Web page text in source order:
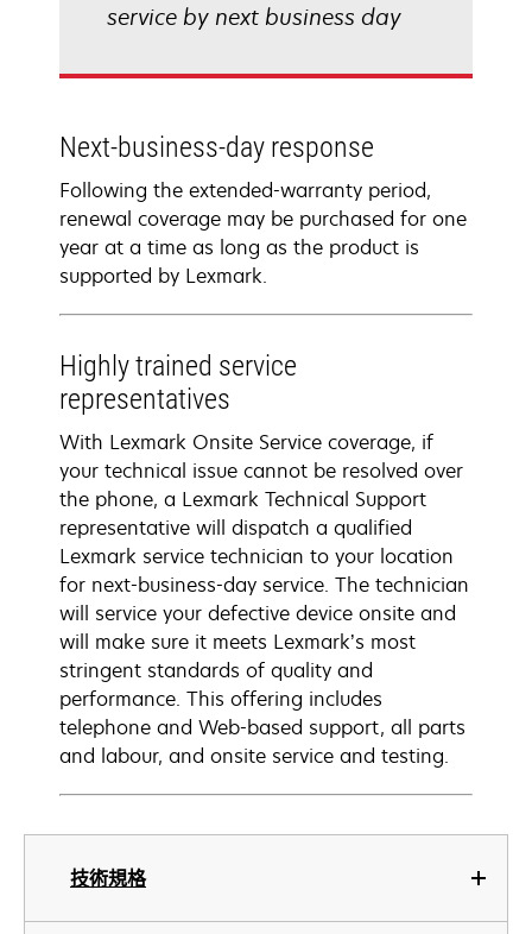
技術規格
service by next business day
Next-business-day response
Following the extended-warranty period,
renewal coverage may be purchased for one
year at a time as long as the product is
supported by Lexmark.
Highly trained service
representatives
With Lexmark Onsite Service coverage, if
your technical issue cannot be resolved over
the phone, a Lexmark Technical Support
representative will dispatch a qualified
Lexmark service technician to your location
for next-business-day service. The technician
will service your defective device onsite and
will make sure it meets Lexmark’s most
stringent standards of quality and
performance. This offering includes
telephone and Web-based support, all parts
and labour, and onsite service and testing.